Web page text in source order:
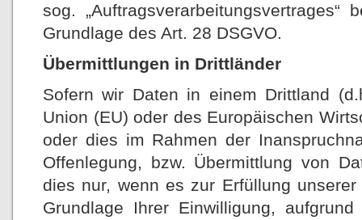
sog. „Auftragsverarbeitungsvertrages“
Grundlage des Art. 28 DSGVO.
Übermittlungen in Drittländer
Sofern wir Daten in einem Drittland
Union (EU) oder des Europäischen
oder dies im Rahmen der
Offenlegung, bzw. Übermittlung von
dies nur, wenn es zur Erfüllung
Grundlage Ihrer Einwilligung,